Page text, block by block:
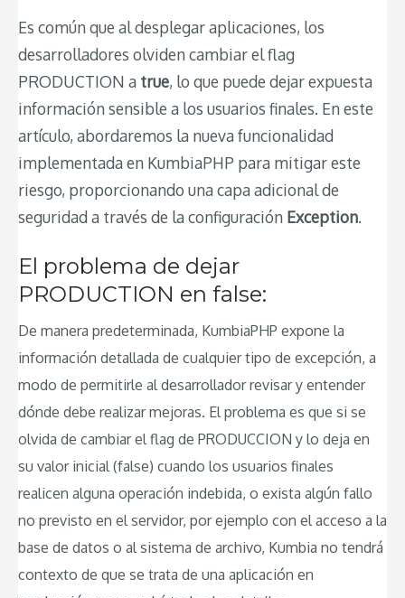
Es común que al desplegar aplicaciones, los
desarrolladores olviden cambiar el flag
PRODUCTION a true, lo que puede dejar expuesta
información sensible a los usuarios finales. En este
artículo, abordaremos la nueva funcionalidad
implementada en KumbiaPHP para mitigar este
riesgo, proporcionando una capa adicional de
seguridad a través de la configuración Exception.
El problema de dejar
PRODUCTION en false:
De manera predeterminada, KumbiaPHP expone la
información detallada de cualquier tipo de excepción, a
modo de permitirle al desarrollador revisar y entender
dónde debe realizar mejoras. El problema es que si se
olvida de cambiar el flag de PRODUCCION y lo deja en
su valor inicial (false) cuando los usuarios finales
realicen alguna operación indebida, o exista algún fallo
no previsto en el servidor, por ejemplo con el acceso a la
base de datos o al sistema de archivo, Kumbia no tendrá
contexto de que se trata de una aplicación en